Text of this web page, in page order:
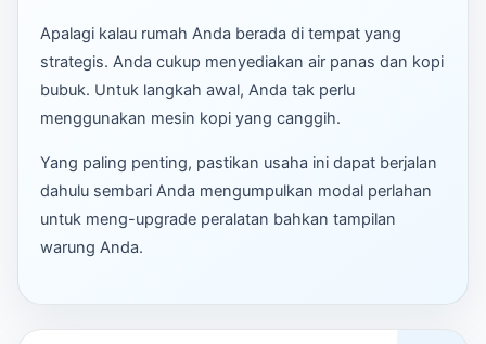
Apalagi kalau rumah Anda berada di tempat yang
strategis. Anda cukup menyediakan air panas dan kopi
bubuk. Untuk langkah awal, Anda tak perlu
menggunakan mesin kopi yang canggih.
Yang paling penting, pastikan usaha ini dapat berjalan
dahulu sembari Anda mengumpulkan modal perlahan
untuk meng-upgrade peralatan bahkan tampilan
warung Anda.